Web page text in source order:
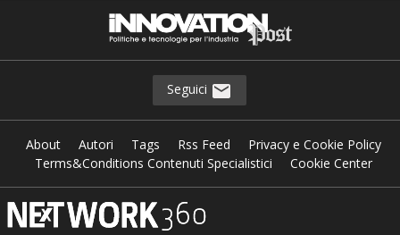
Seguici
About Autori Tags Rss Feed
Privacy e Cookie Policy
Terms&Conditions Contenuti Specialistici
Cookie Center